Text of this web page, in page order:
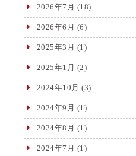
2026年7月 (18)
2026年6月 (6)
2025年3月 (1)
2025年1月 (2)
2024年10月 (3)
2024年9月 (1)
2024年8月 (1)
2024年7月 (1)